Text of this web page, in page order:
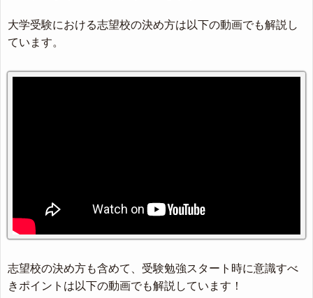
大学受験における志望校の決め方は以下の動画でも解説し
ています。
志望校の決め方も含めて、受験勉強スタート時に意識すべ
きポイントは以下の動画でも解説しています！